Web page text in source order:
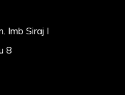
Imb Siraj I
8